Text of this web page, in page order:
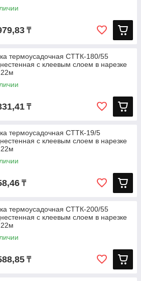
₸
термоусадочная СТТК-180/55
с клеевым слоем в нарезке
₸
термоусадочная СТТК-19/5
с клеевым слоем в нарезке
₸
термоусадочная СТТК-200/55
с клеевым слоем в нарезке
₸